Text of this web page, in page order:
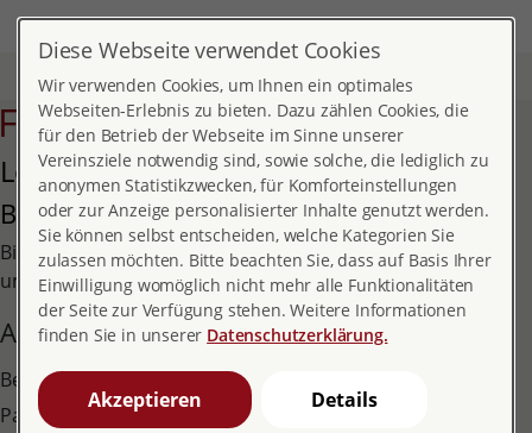
DE MENÜ
Start Fachinfos Fortbildung bei pro familia
Fortbildung Login
Login Seminarbereich
Benutzeranmeldung
Bitte geben Sie Ihren Benutzernamen und Ihr Passwort ein,
um sich an der Website anzumelden.
Anmelden
Benutzername:
Passwort:
Diese Webseite verwendet Cookies
Wir verwenden Cookies, um Ihnen ein optimales
Webseiten-Erlebnis zu bieten. Dazu zählen Cookies, die
für den Betrieb der Webseite im Sinne unserer
Vereinsziele notwendig sind, sowie solche, die lediglich zu
anonymen Statistikzwecken, für Komforteinstellungen
oder zur Anzeige personalisierter Inhalte genutzt werden.
Sie können selbst entscheiden, welche Kategorien Sie
zulassen möchten. Bitte beachten Sie, dass auf Basis Ihrer
Einwilligung womöglich nicht mehr alle Funktionalitäten
der Seite zur Verfügung stehen. Weitere Informationen
finden Sie in unserer Datenschutzerklärung.
Akzeptieren Details